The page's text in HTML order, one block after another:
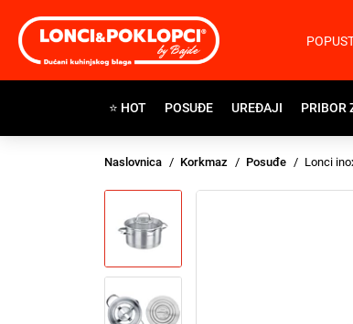
⭐ HOT POSUĐE UREĐAJI PRIBOR
Naslovnica Korkmaz Posuđe Lonci